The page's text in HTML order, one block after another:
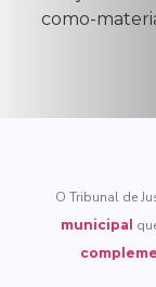
O Tribunal de
municipal